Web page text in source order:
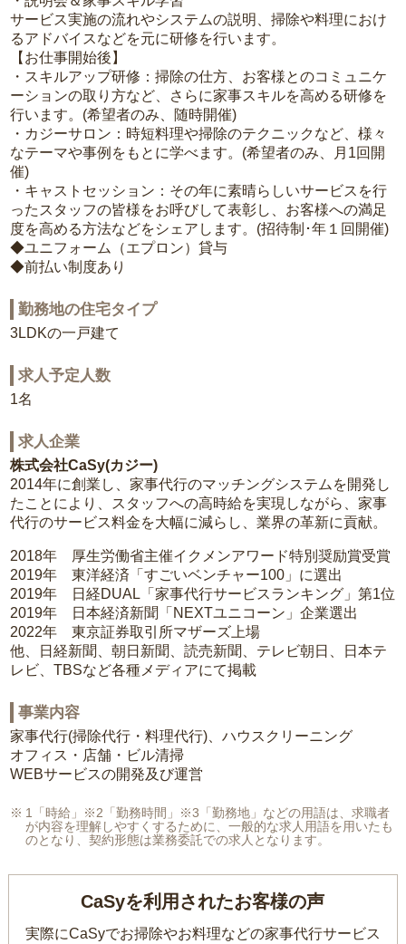
サービス実施の流れやシステムの説明、掃除や料理におけ
るアドバイスなどを元に研修を行います。
【お仕事開始後】
・スキルアップ研修：掃除の仕方、お客様とのコミュニケ
ーションの取り方など、さらに家事スキルを高める研修を
行います。(希望者のみ、随時開催)
・カジーサロン：時短料理や掃除のテクニックなど、様々
なテーマや事例をもとに学べます。(希望者のみ、月1回開
催)
・キャストセッション：その年に素晴らしいサービスを行
ったスタッフの皆様をお呼びして表彰し、お客様への満足
度を高める方法などをシェアします。(招待制･年１回開催)
◆ユニフォーム（エプロン）貸与
◆前払い制度あり
勤務地の住宅タイプ
3LDKの一戸建て
求人予定人数
1名
求人企業
株式会社CaSy(カジー)
2014年に創業し、家事代行のマッチングシステムを開発し
たことにより、スタッフへの高時給を実現しながら、家事
代行のサービス料金を大幅に減らし、業界の革新に貢献。
2018年 厚生労働省主催イクメンアワード特別奨励賞受賞
2019年 東洋経済「すごいベンチャー100」に選出
2019年 日経DUAL「家事代行サービスランキング」第1位
2019年 日本経済新聞「NEXTユニコーン」企業選出
2022年 東京証券取引所マザーズ上場
他、日経新聞、朝日新聞、読売新聞、テレビ朝日、日本テ
レビ、TBSなど各種メディアにて掲載
事業内容
家事代行(掃除代行・料理代行)、ハウスクリーニング
オフィス・店舗・ビル清掃
WEBサービスの開発及び運営
1「時給」※2「勤務時間」※3「勤務地」などの用語は、求職者
が内容を理解しやすくするために、一般的な求人用語を用いたも
のとなり、契約形態は業務委託での求人となります。
CaSyを利用されたお客様の声
実際にCaSyでお掃除やお料理などの家事代行サービス